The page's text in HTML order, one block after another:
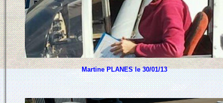
Martine PLANES le 30/01/13